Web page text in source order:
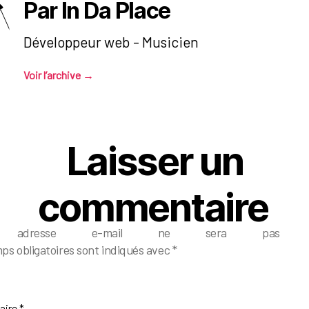
Par In Da Place
Développeur web - Musicien
Voir l’archive →
Laisser un
commentaire
adresse e-mail ne sera pas
obligatoires sont indiqués avec*